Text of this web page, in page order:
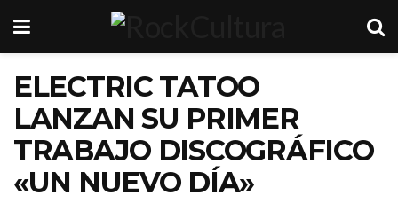
ELECTRIC TATOO
LANZAN SU PRIMER
TRABAJO DISCOGRÁFICO
«UN NUEVO DÍA»